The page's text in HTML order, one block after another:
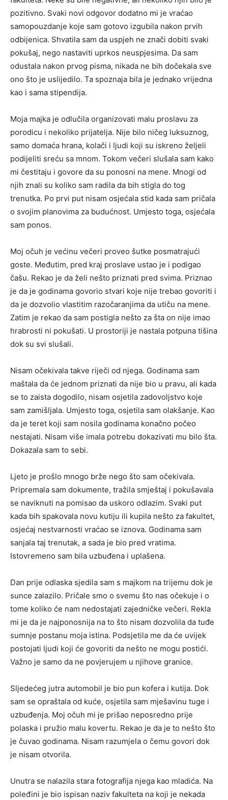
pozitivno. Svaki novi odgovor dodatno mi je vraćao
samopouzdanje koje sam gotovo izgubila nakon prvih
odbijenica. Shvatila sam da uspjeh ne znači dobiti svaki
pokušaj, nego nastaviti uprkos neuspjesima. Da sam
odustala nakon prvog pisma, nikada ne bih dočekala sve
ono što je uslijedilo. Ta spoznaja bila je jednako vrijedna
kao i sama stipendija.
Moja majka je odlučila organizovati malu proslavu za
porodicu i nekoliko prijatelja. Nije bilo ničeg luksuznog,
samo domaća hrana, kolači i ljudi koji su iskreno željeli
podijeliti sreću sa mnom. Tokom večeri slušala sam kako
mi čestitaju i govore da su ponosni na mene. Mnogi od
njih znali su koliko sam radila da bih stigla do tog
trenutka. Po prvi put nisam osjećala stid kada sam pričala
o svojim planovima za budućnost. Umjesto toga, osjećala
sam ponos.
Moj očuh je većinu večeri proveo šutke posmatrajući
goste. Međutim, pred kraj proslave ustao je i podigao
čašu. Rekao je da želi nešto priznati pred svima. Priznao
je da je godinama govorio stvari koje nije trebao govoriti i
da je dozvolio vlastitim razočaranjima da utiču na mene.
Zatim je rekao da sam postigla nešto za šta on nije imao
hrabrosti ni pokušati. U prostoriji je nastala potpuna tišina
dok su svi slušali.
Nisam očekivala takve riječi od njega. Godinama sam
maštala da će jednom priznati da nije bio u pravu, ali kada
se to zaista dogodilo, nisam osjetila zadovoljstvo koje
sam zamišljala. Umjesto toga, osjetila sam olakšanje. Kao
da je teret koji sam nosila godinama konačno počeo
nestajati. Nisam više imala potrebu dokazivati mu bilo šta.
Dokazala sam to sebi.
Ljeto je prošlo mnogo brže nego što sam očekivala.
Pripremala sam dokumente, tražila smještaj i pokušavala
se naviknuti na pomisao da uskoro odlazim. Svaki put
kada bih spakovala novu kutiju ili kupila nešto za fakultet,
osjećaj nestvarnosti vraćao se iznova. Godinama sam
sanjala taj trenutak, a sada je bio pred vratima.
Istovremeno sam bila uzbuđena i uplašena.
Dan prije odlaska sjedila sam s majkom na trijemu dok je
sunce zalazilo. Pričale smo o svemu što nas očekuje i o
tome koliko će nam nedostajati zajedničke večeri. Rekla
mi je da je najponosnija na to što nisam dozvolila da tuđe
sumnje postanu moja istina. Podsjetila me da će uvijek
postojati ljudi koji će govoriti da nešto ne mogu postići.
Važno je samo da ne povjerujem u njihove granice.
Sljedećeg jutra automobil je bio pun kofera i kutija. Dok
sam se opraštala od kuće, osjetila sam mješavinu tuge i
uzbuđenja. Moj očuh mi je prišao neposredno prije
polaska i pružio malu kovertu. Rekao je da je to nešto što
je čuvao godinama. Nisam razumjela o čemu govori dok
je nisam otvorila.
Unutra se nalazila stara fotografija njega kao mladića. Na
poleđini je bio ispisan naziv fakulteta na koji je nekada